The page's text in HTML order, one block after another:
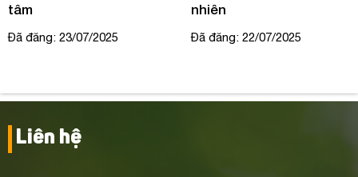
tâm
Đã đăng: 23/07/2025
nhiên
Đã đăng: 22/07/2025
Liên hệ